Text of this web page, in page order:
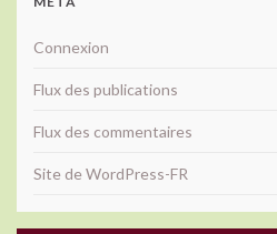
Connexion
Flux des publications
Flux des commentaires
Site de WordPress-FR